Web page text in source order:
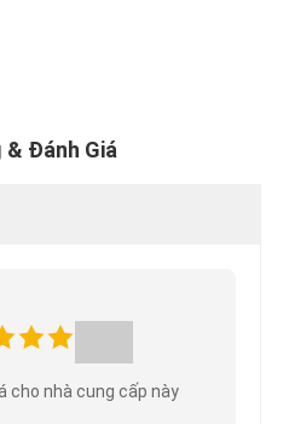
& Đánh Giá
cho nhà cung cấp này